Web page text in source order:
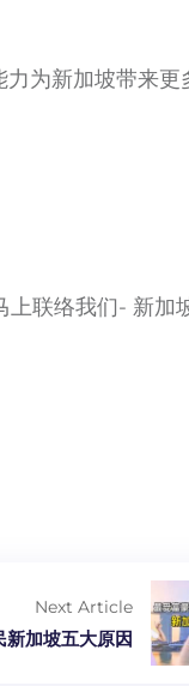
为新加坡带来更
上联络我们- 新加
Next Article
新加坡五大原因